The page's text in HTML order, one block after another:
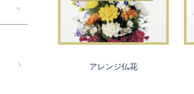
アレンジ仏花